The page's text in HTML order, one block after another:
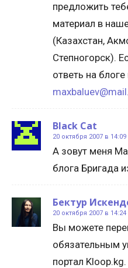
предложить
материал в
(Казахстан,
Степногорск).
ответь на
Black Cat
20 октября 2007 в 14:09
А зовут меня
блога Бригада
Бектур
20 октября 2007 в 14:24
Вы можете
обязательным
портал